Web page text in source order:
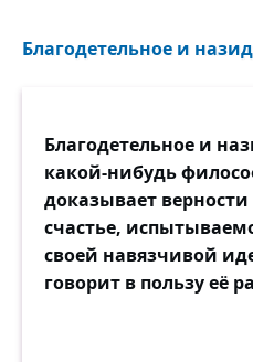
Если каждый ценил
Как бы вы
Благодетельное и
Благодетельное и
какой-нибудь
доказывает
счастье,
своей навязчивой
говорит в пользу её